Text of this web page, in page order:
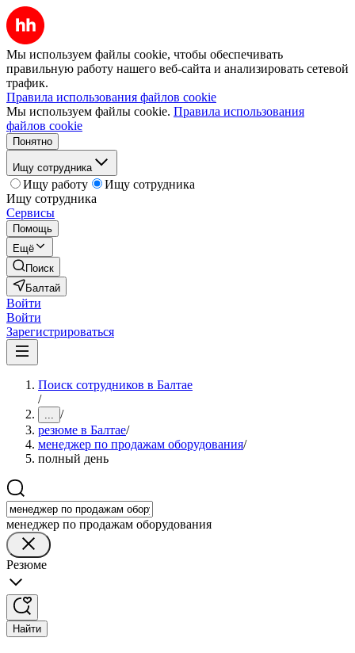
Мы используем файлы cookie, чтобы обеспечивать
правильную работу нашего веб-сайта и анализировать сетевой
трафик.
Правила использования файлов cookie
Мы используем файлы cookie. Правила использования
файлов cookie
Понятно
Ищу сотрудника
Ищу работу
Ищу сотрудника
Ищу сотрудника
Сервисы
Помощь
Ещё
Поиск
Балтай
Войти
Войти
Зарегистрироваться
Поиск сотрудников в Балтае
/
... /
резюме в Балтае/
менеджер по продажам оборудования/
полный день
менеджер по продажам оборудования
Резюме
Найти